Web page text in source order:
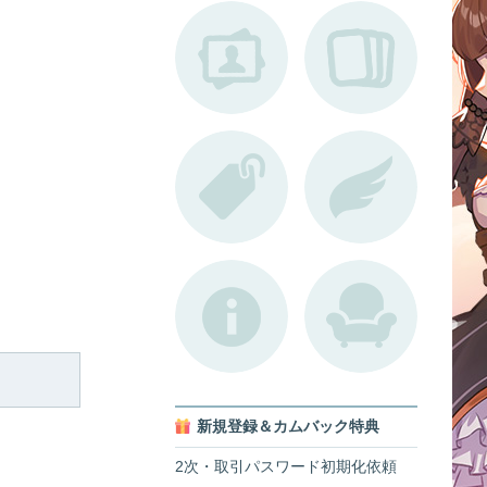
新規登録＆カムバック特典
2次・取引パスワード初期化依頼